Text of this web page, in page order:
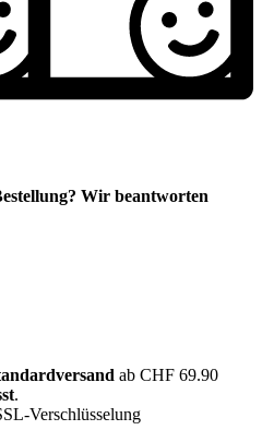
Wir beantworten
ab CHF 69.90
.
Verschlüsselung